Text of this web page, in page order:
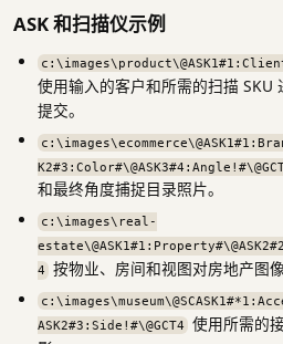
ASK 和扫描仪示例
使用输入的客户和所需的扫描 SKU
提交。
和最终角度捕捉目录照片。
c:\images\real-
4
按物业、房间和视图对房地产图像
ASK2#3:Side!#\@GCT4
使用所需的